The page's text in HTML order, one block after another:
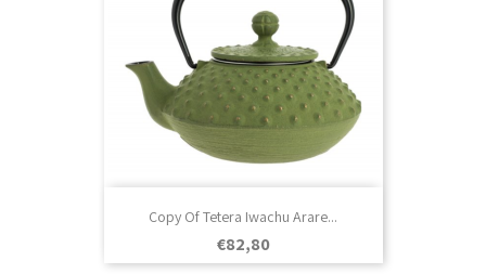
Copy Of Tetera Iwachu Arare...
Prezo
€82,80